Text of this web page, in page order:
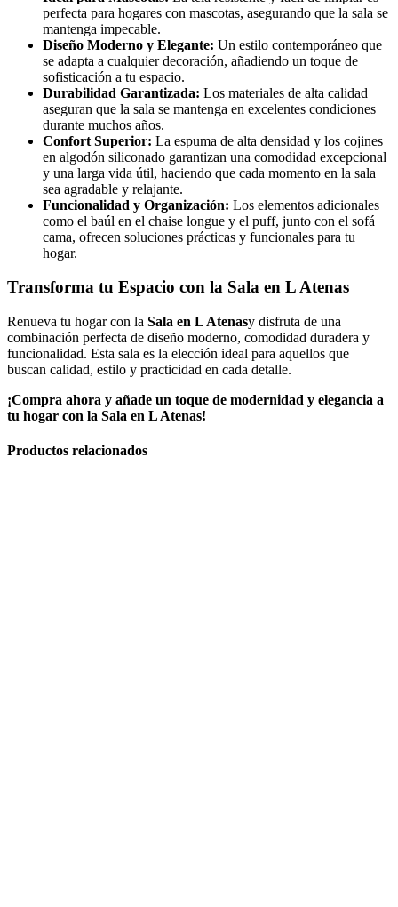
perfecta para hogares con mascotas, asegurando que la sala se
mantenga impecable.
Diseño Moderno y Elegante: Un estilo contemporáneo que
se adapta a cualquier decoración, añadiendo un toque de
sofisticación a tu espacio.
Durabilidad Garantizada: Los materiales de alta calidad
aseguran que la sala se mantenga en excelentes condiciones
durante muchos años.
Confort Superior: La espuma de alta densidad y los cojines
en algodón siliconado garantizan una comodidad excepcional
y una larga vida útil, haciendo que cada momento en la sala
sea agradable y relajante.
Funcionalidad y Organización: Los elementos adicionales
como el baúl en el chaise longue y el puff, junto con el sofá
cama, ofrecen soluciones prácticas y funcionales para tu
hogar.
Transforma tu Espacio con la Sala en L Atenas
Renueva tu hogar con la Sala en L Atenasy disfruta de una
combinación perfecta de diseño moderno, comodidad duradera y
funcionalidad. Esta sala es la elección ideal para aquellos que
buscan calidad, estilo y practicidad en cada detalle.
¡Compra ahora y añade un toque de modernidad y elegancia a
tu hogar con la Sala en L Atenas!
Productos relacionados